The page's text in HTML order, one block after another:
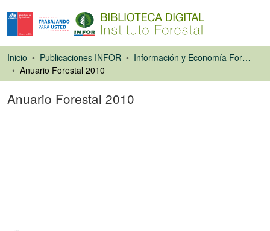
Inicio Publicaciones INFOR
Información y Economía Forestal
Anuario Forestal 2010
Anuario Forestal 2010